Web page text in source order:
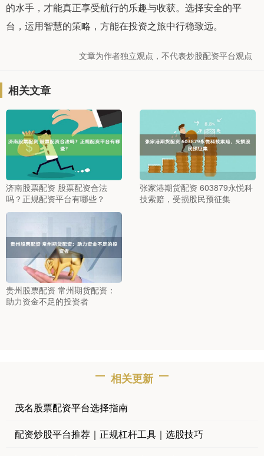
的水手，才能真正享受航行的乐趣与收获。选择安全的平
台，运用智慧的策略，方能在投资之旅中行稳致远。
文章为作者独立观点，不代表炒股配资平台观点
相关文章
济南股票配资 股票配资合法
吗？正规配资平台有哪些？
张家港期货配资 603879永悦科
技索赔，受损股民预征集
贵州股票配资 常州期货配资：
助力资金不足的投资者
相关更新
茂名股票配资平台选择指南
配资炒股平台推荐｜正规杠杆工具｜选股技巧